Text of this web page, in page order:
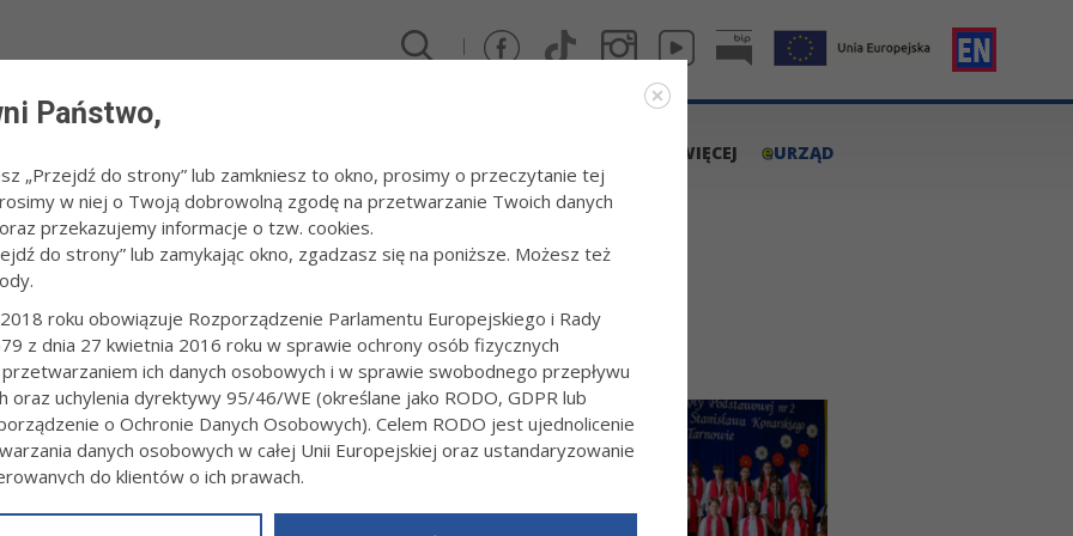
WIĘCEJ eURZĄD
i Nauka 2025/ Jubileusz SP nr 2
SP NR 2
fot. Paweł Topolski
Państwo,
„Przejdź do strony” lub zamkniesz to okno, prosimy o przeczytanie tej
w niej o Twoją dobrowolną zgodę na przetwarzanie Twoich danych
przekazujemy informacje o tzw. cookies.
do strony” lub zamykając okno, zgadzasz się na poniższe. Możesz też
roku obowiązuje Rozporządzenie Parlamentu Europejskiego i Rady
z dnia 27 kwietnia 2016 roku w sprawie ochrony osób fizycznych
ich danych osobowych i w sprawie swobodnego przepływu
oraz uchylenia dyrektywy 95/46/WE (określane jako RODO, GDPR lub
o Ochronie Danych Osobowych). Celem RODO jest ujednolicenie
danych osobowych w całej Unii Europejskiej oraz ustandaryzowanie
do klientów o ich prawach.
powyższym, w zakładceRODOna stroniehttps://www.tarnow.pl/Wiecej-